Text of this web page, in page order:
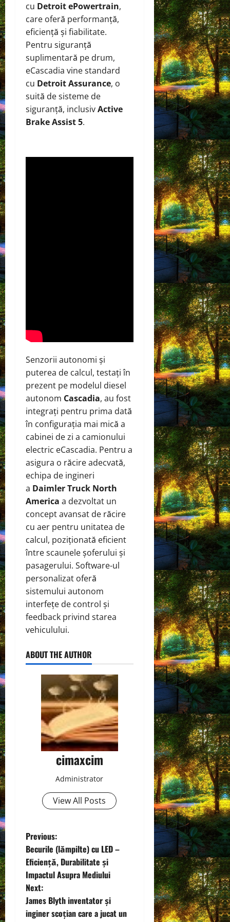
cu Detroit ePowertrain,
care oferă performanță,
eficiență și fiabilitate.
Pentru siguranță
suplimentară pe drum,
eCascadia vine standard
cu Detroit Assurance, o
suită de sisteme de
siguranță, inclusivActive
Brake Assist 5.
Senzorii autonomi și
puterea de calcul, testați în
prezent pe modelul diesel
autonom Cascadia, au fost
integrați pentru prima dată
în configurația mai mică a
cabinei de zi a camionului
electric eCascadia. Pentru a
asigura o răcire adecvată,
echipa de ingineri
a Daimler Truck North
America a dezvoltat un
concept avansat de răcire
cu aer pentru unitatea de
calcul, poziționată eficient
între scaunele șoferului și
pasagerului. Software-ul
personalizat oferă
sistemului autonom
interfețe de control și
feedback privind starea
vehiculului.
ABOUT THE AUTHOR
cimaxcim
Administrator
View All Posts
P
o
s
t
Previous:
Becurile (lămpilte) cu LED –
Eficiență, Durabilitate și
Impactul Asupra Mediului
Next:
James Blyth inventator și
inginer scoțian care a jucat un